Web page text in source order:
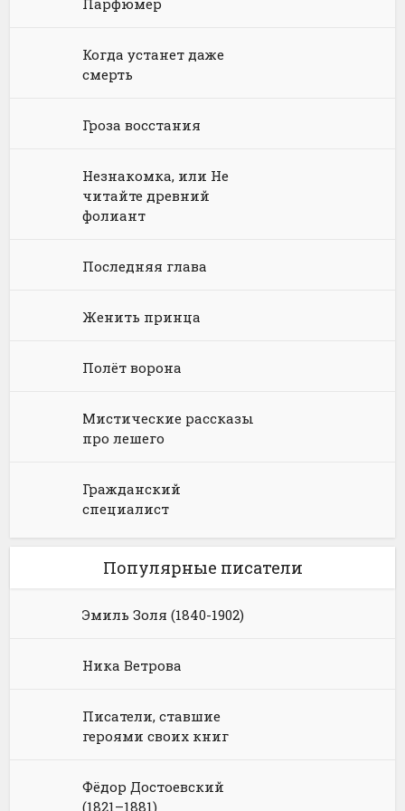
Философия
Юриспруденция, право
Энциклопедии
Киберпанк
Космическая фантастика
Научная фантастика
Попаданцы
Юмористическая фантастика
Книги про вампиров
Книги про волшебников
Любовное фэнтези
Русское фэнтези
Фэнтези про драконов
Юмористическая проза
Юмористические стихи
Парфюмер
Когда устанет даже
смерть
Гроза восстания
Незнакомка, или Не
читайте древний
фолиант
Последняя глава
Женить принца
Полёт ворона
Мистические рассказы
про лешего
Гражданский
специалист
Популярные писатели
Эмиль Золя (1840-1902)
Ника Ветрова
Писатели, ставшие
героями своих книг
Фёдор Достоевский
(1821–1881)